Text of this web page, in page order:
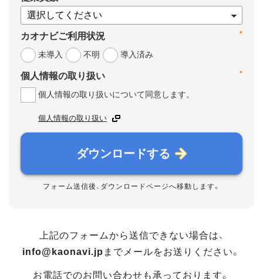
*
カオナビご利用状況
未導入
不明 導入済み
*
個人情報の取り扱い
個人情報の取り扱いについて同意します。
個人情報の取り扱い
ダウンロードする
フォーム送信後、ダウンロードページへ移動します。
上記のフォームから送信できない場合は、
info@kaonavi.jp までメールをお送りください。
お電話でのお問い合わせも承っております。